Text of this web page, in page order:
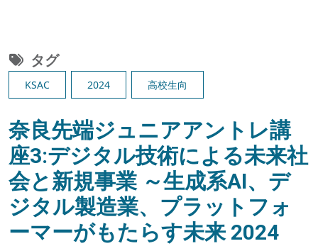
タグ
KSAC 2024 高校生向
奈良先端ジュニアアントレ講
座3:デジタル技術による未来社
会と新規事業 ～生成系AI、デ
ジタル製造業、プラットフォ
ーマーがもたらす未来 2024